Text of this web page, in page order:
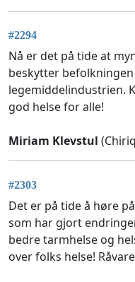
#2294
Nå er det på tide at
beskytter
legemiddelindustrien.
god helse for alle!
Miriam Klevstul
#2303
Det er på tide å høre
som har gjort
bedre tarmhelse og
over folks helse!